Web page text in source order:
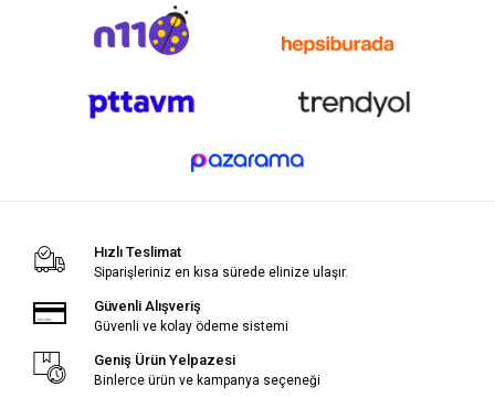
Hızlı Teslimat
Siparişleriniz en kısa sürede elinize ulaşır.
Güvenli Alışveriş
Güvenli ve kolay ödeme sistemi
Geniş Ürün Yelpazesi
Binlerce ürün ve kampanya seçeneği